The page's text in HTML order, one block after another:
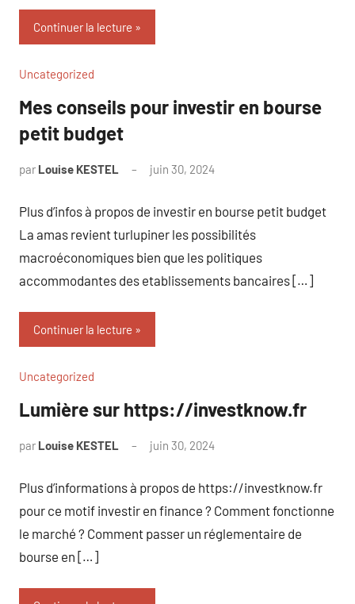
Continuer la lecture
Uncategorized
Mes conseils pour investir en bourse
petit budget
par Louise KESTEL juin 30, 2024
Plus d’infos à propos de investir en bourse petit budget
La amas revient turlupiner les possibilités
macroéconomiques bien que les politiques
accommodantes des etablissements bancaires […]
Continuer la lecture
Uncategorized
Lumière sur https://investknow.fr
par Louise KESTEL juin 30, 2024
Plus d’informations à propos de https://investknow.fr
pour ce motif investir en finance ? Comment fonctionne
le marché ? Comment passer un réglementaire de
bourse en […]